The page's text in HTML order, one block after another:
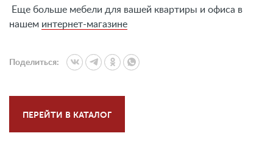
Еще больше мебели для вашей квартиры и офиса в
нашем интернет-магазине
Поделиться:
ПЕРЕЙТИ В КАТАЛОГ